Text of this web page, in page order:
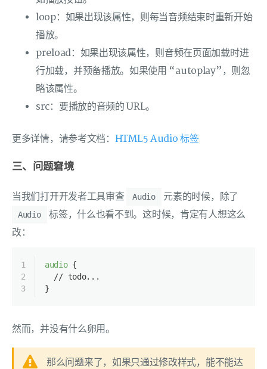
loop：如果出现该属性，则每当音频结束时重新开始
播放。
preload：如果出现该属性，则音频在页面加载时进
行加载，并预备播放。如果使用 “autoplay”，则忽
略该属性。
src：要播放的音频的 URL。
更多详情，请参考文档： HTML5 Audio 标签
三、问题窘境
当我们打开开发者工具审查 Audio 元素的时候，除了
Audio
标签，什么也看不到。这时候，肯定有人想这么
改：
1
2
3
audio {
  // todo...
}
然而，并没有什么卵用。
那么问题来了，如果只通过修改样式，能不能达